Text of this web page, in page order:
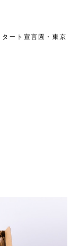
ート宣言園・東京